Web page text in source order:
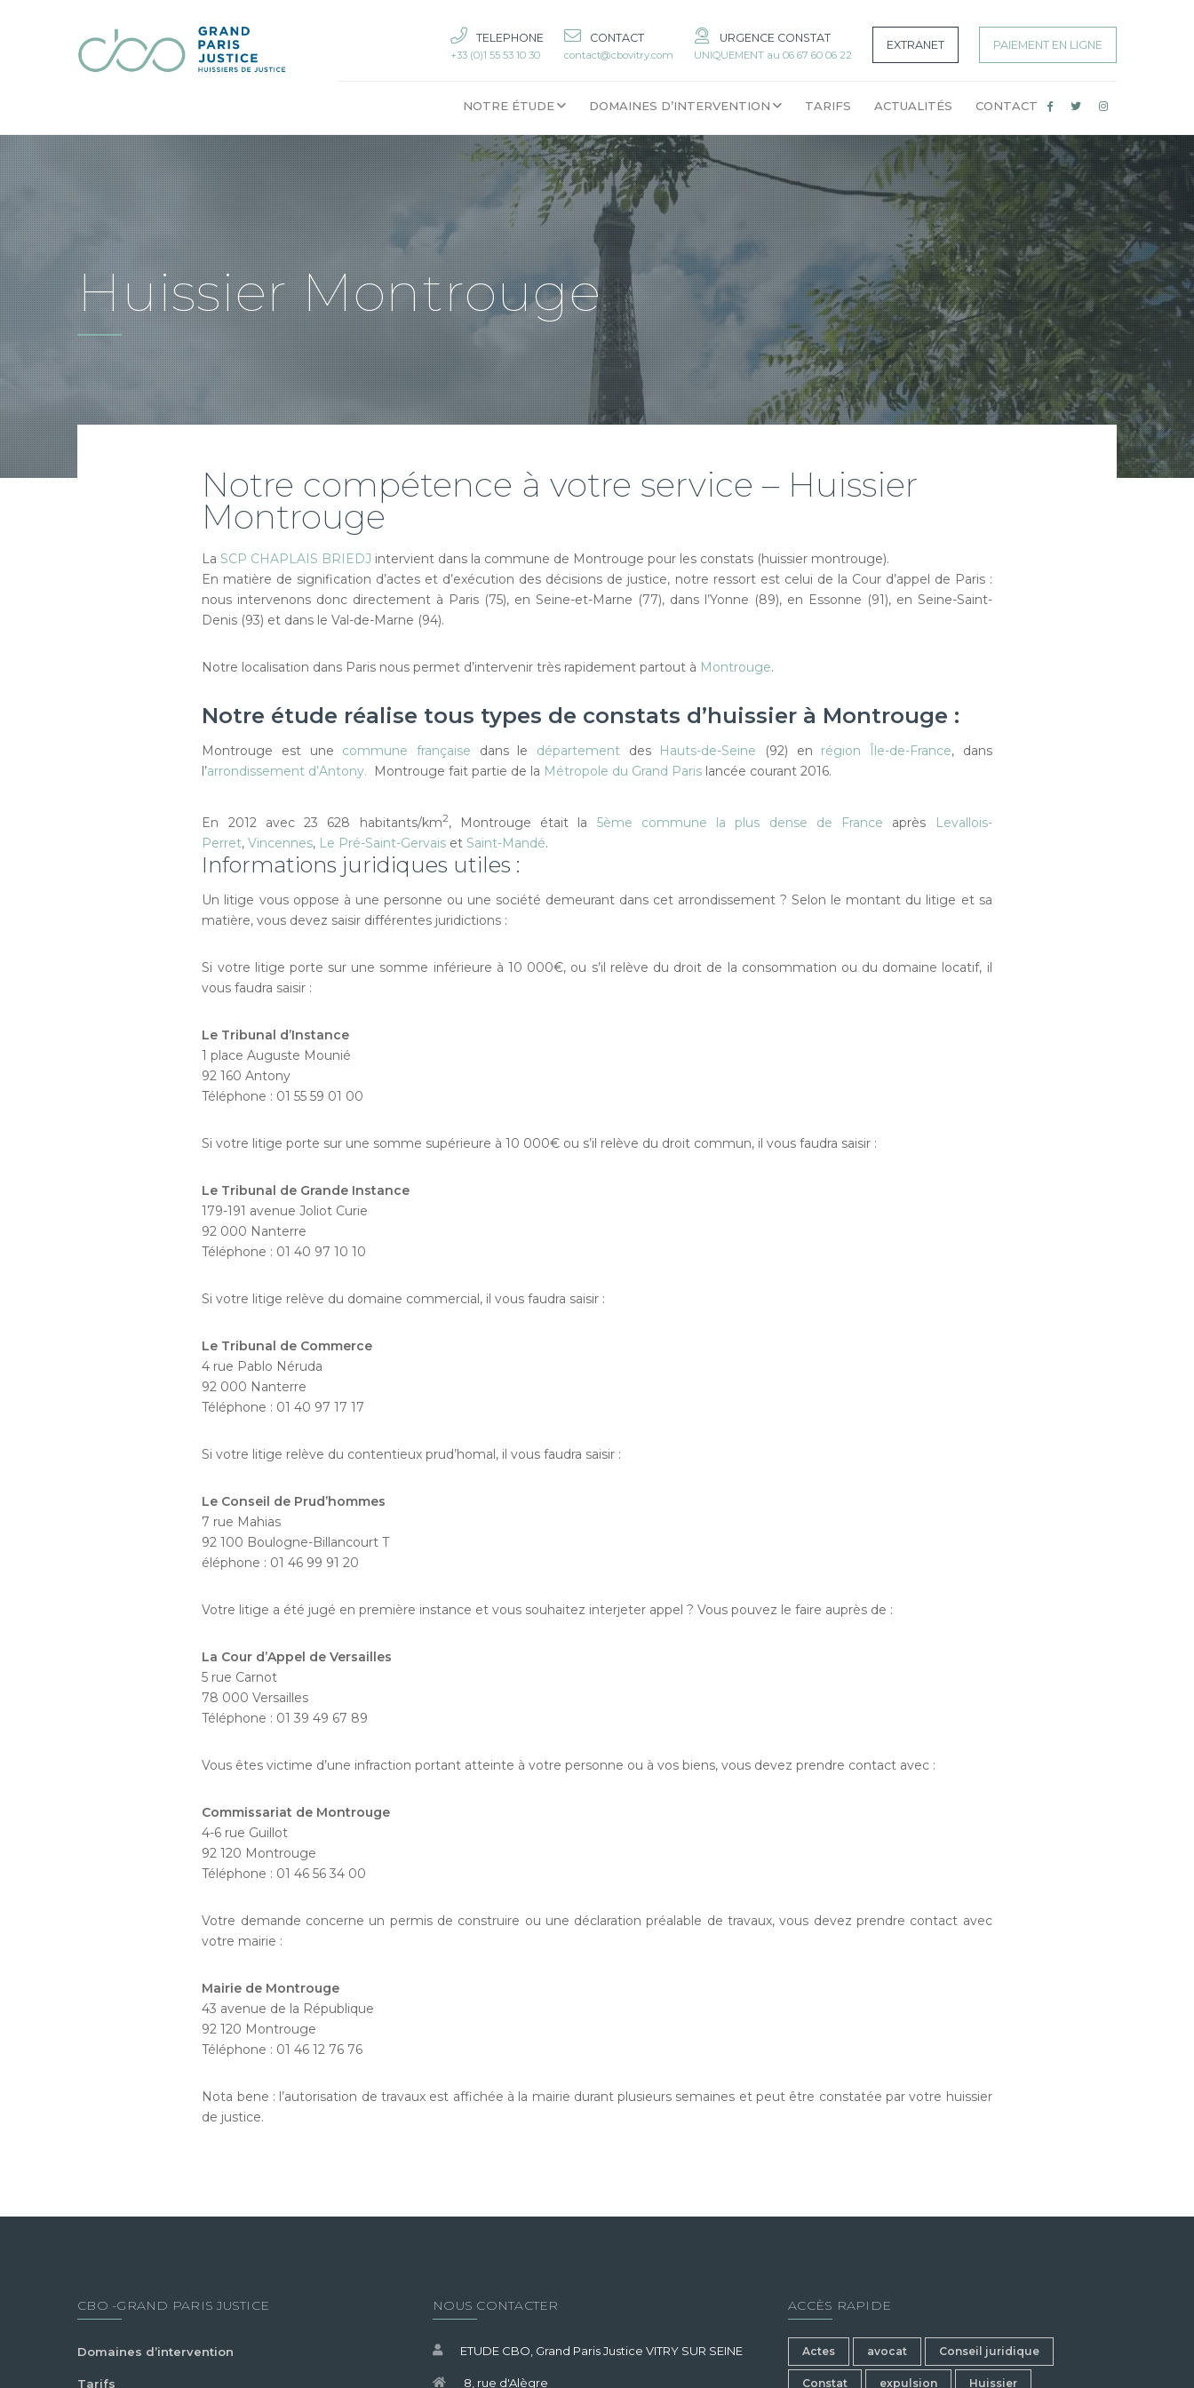
TELEPHONE
+33 (0)1 55 53 10 30
CONTACT
contact@cbovitry.com
URGENCE CONSTAT
UNIQUEMENT au 06 67 60 06 22
EXTRANET PAIEMENT EN LIGNE
NOTRE ÉTUDE DOMAINES D’INTERVENTION TARIFS ACTUALITÉS CONTACT
Huissier Montrouge
Notre compétence à votre service – Huissier
Montrouge
La SCP CHAPLAIS BRIEDJ intervient dans la commune de Montrouge pour les constats (huissier montrouge).
En matière de signification d’actes et d’exécution des décisions de justice, notre ressort est celui de la Cour d’appel de Paris :
nous intervenons donc directement à Paris (75), en Seine-et-Marne (77), dans l’Yonne (89), en Essonne (91), en Seine-Saint-
Denis (93) et dans le Val-de-Marne (94).
Notre localisation dans Paris nous permet d’intervenir très rapidement partout à Montrouge.
Notre étude réalise tous types de constats d’huissier à Montrouge :
Montrouge est une commune française dans le département des Hauts-de-Seine (92) en région Île-de-France, dans
l’arrondissement d’Antony. Montrouge fait partie de la Métropole du Grand Paris lancée courant 2016.
En 2012 avec 23 628 habitants/km2, Montrouge était la 5ème commune la plus dense de France après
Levallois-
Perret,Vincennes, Le Pré-Saint-Gervais et Saint-Mandé.
Informations juridiques utiles :
Un litige vous oppose à une personne ou une société demeurant dans cet arrondissement ? Selon le montant du litige et sa
matière, vous devez saisir différentes juridictions :
Si votre litige porte sur une somme inférieure à 10 000€, ou s’il relève du droit de la consommation ou du domaine locatif, il
vous faudra saisir :
Le Tribunal d’Instance
1 place Auguste Mounié
92 160 Antony
Téléphone : 01 55 59 01 00
Si votre litige porte sur une somme supérieure à 10 000€ ou s’il relève du droit commun, il vous faudra saisir :
Le Tribunal de Grande Instance
179-191 avenue Joliot Curie
92 000 Nanterre
Téléphone : 01 40 97 10 10
Si votre litige relève du domaine commercial, il vous faudra saisir :
Le Tribunal de Commerce
4 rue Pablo Néruda
92 000 Nanterre
Téléphone : 01 40 97 17 17
Si votre litige relève du contentieux prud’homal, il vous faudra saisir :
Le Conseil de Prud’hommes
7 rue Mahias
92 100 Boulogne-Billancourt T
éléphone : 01 46 99 91 20
Votre litige a été jugé en première instance et vous souhaitez interjeter appel ? Vous pouvez le faire auprès de :
La Cour d’Appel de Versailles
5 rue Carnot
78 000 Versailles
Téléphone : 01 39 49 67 89
Vous êtes victime d’une infraction portant atteinte à votre personne ou à vos biens, vous devez prendre contact avec :
Commissariat de Montrouge
4-6 rue Guillot
92 120 Montrouge
Téléphone : 01 46 56 34 00
Votre demande concerne un permis de construire ou une déclaration préalable de travaux, vous devez prendre contact avec
votre mairie :
Mairie de Montrouge
43 avenue de la République
92 120 Montrouge
Téléphone : 01 46 12 76 76
Nota bene : l’autorisation de travaux est affichée à la mairie durant plusieurs semaines et peut être constatée par votre huissier
de justice.
CBO -GRAND PARIS JUSTICE
Domaines d’intervention
Tarifs
NOUS CONTACTER
ETUDE CBO, Grand Paris Justice VITRY SUR SEINE
8, rue d'Alègre
ACCÈS RAPIDE
Actes avocat Conseil juridique
Constat expulsion Huissier